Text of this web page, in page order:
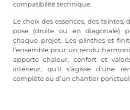
compatibilité technique.
Le choix des essences, des teintes,
pose (droite ou en diagonale)
chaque projet. Les plinthes et
l’ensemble pour un rendu
apporte chaleur, confort et
intérieur, qu’il s’agisse d’une
complète ou d’un chantier ponctuel.